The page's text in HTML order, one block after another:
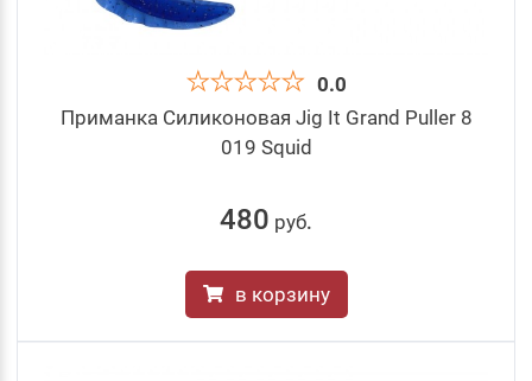
0.0
Приманка Силиконовая Jig It Grand Puller 8
019 Squid
480 руб.
в корзину